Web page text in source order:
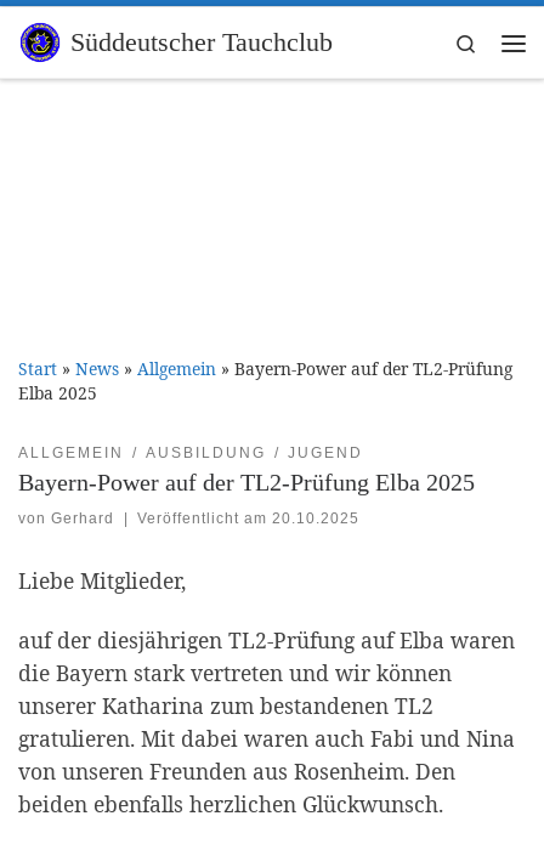
Zum Inhalt springen
Süddeutscher Tauchclub
Search
Start » News » Allgemein » Bayern-Power auf der TL2-Prüfung
Elba 2025
ALLGEMEIN AUSBILDUNG JUGEND
Bayern-Power auf der TL2-Prüfung Elba 2025
von Gerhard Veröffentlicht am20.10.2025
Liebe Mitglieder,
auf der diesjährigen TL2-Prüfung auf Elba waren
die Bayern stark vertreten und wir können
unserer Katharina zum bestandenen TL2
gratulieren. Mit dabei waren auch Fabi und Nina
von unseren Freunden aus Rosenheim. Den
beiden ebenfalls herzlichen Glückwunsch.